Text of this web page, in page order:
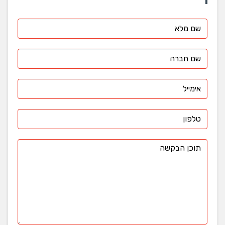
נמוך או נפח גבוה, וכן בדיקה חצי רציפה או רציפה. החומרים
הנבדקים: ריכוז החמצן, פחמן דו חמצני, חלקיקים מרחפים,
קטוניים, פורמלדהיד, מתכות, מרקפטנים, אבק מרחף, אבק
שוקע.שירותים בתחום איכות אוויר:
ביצוע סקר מכין לביצוע בדיקות סביבתיות תעסוקתיות
במפעל / מקום העבודה.
על העבודה.
איסוף דגימות החשיפה האישית והסביבתית.
אנליזה במעבדה המוסמכת שלנו.
מתן דו"ח ופרשנות של תוצאות הניתוח ע"פ פורמט של